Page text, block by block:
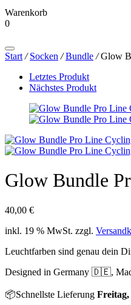
Warenkorb
0
search
Start / Socken / Bundle /Glow
Letztes Produkt
Nächstes Produkt
Glow Bundle
40,00 €
inkl. 19 % MwSt. zzgl.
Leuchtfarben sind genau dein
Designed in Germany 🇩🇪,
📦Schnellste Lieferung Freitag,